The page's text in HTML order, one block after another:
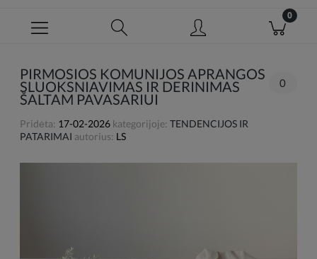
PIRMOSIOS KOMUNIJOS APRANGOS
SLUOKSNIAVIMAS IR DERINIMAS
ŠALTAM PAVASARIUI
0
Pridėta: 17-02-2026 kategorijoje: TENDENCIJOS IR
PATARIMAI autorius: LS